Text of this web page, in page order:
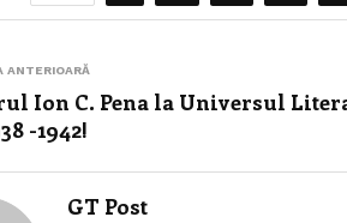
ANTERIOARĂ
Ion C. Pena la Universul
-1942!
GT Post